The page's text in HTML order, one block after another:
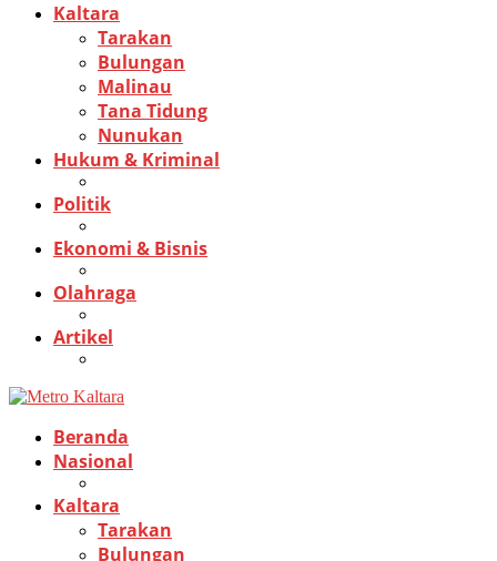
Kaltara
Tarakan
Bulungan
Malinau
Tana Tidung
Nunukan
Hukum & Kriminal
Politik
Ekonomi & Bisnis
Olahraga
Artikel
Beranda
Nasional
Kaltara
Tarakan
Bulungan